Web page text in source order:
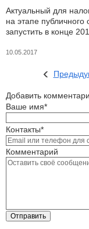
Актуальный для
на этапе
запустить в конце
10.05.2017
Добавить
Ваше имя*
Контакты*
Комментарий
Отправить